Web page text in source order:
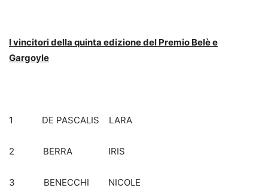
I vincitori della quinta edizione del Premio Belè e
Gargoyle
1 DE PASCALIS LARA
2 BERRA IRIS
3 BENECCHI NICOLE